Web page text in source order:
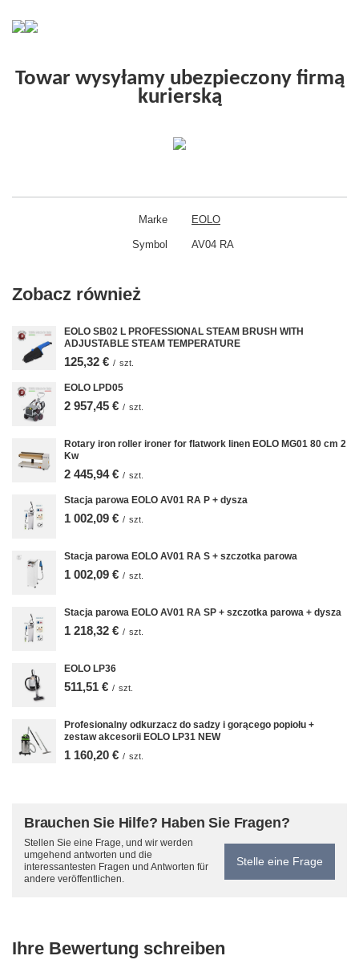
Towar wysyłamy ubezpieczony firmą
kurierską
Marke EOLO
Symbol AV04 RA
Zobacz również
EOLO SB02 L PROFESSIONAL STEAM BRUSH WITH
ADJUSTABLE STEAM TEMPERATURE
125,32 € / szt.
EOLO LPD05
2 957,45 € / szt.
Rotary iron roller ironer for flatwork linen EOLO MG01 80 cm 2
Kw
2 445,94 € / szt.
Stacja parowa EOLO AV01 RA P + dysza
1 002,09 € / szt.
Stacja parowa EOLO AV01 RA S + szczotka parowa
1 002,09 € / szt.
Stacja parowa EOLO AV01 RA SP + szczotka parowa + dysza
1 218,32 € / szt.
EOLO LP36
511,51 € / szt.
Profesionalny odkurzacz do sadzy i gorącego popiołu +
zestaw akcesorii EOLO LP31 NEW
1 160,20 € / szt.
Brauchen Sie Hilfe? Haben Sie Fragen?
Stellen Sie eine Frage, und wir werden
umgehend antworten und die
interessantesten Fragen und Antworten für
andere veröffentlichen.
Stelle eine Frage
Ihre Bewertung schreiben